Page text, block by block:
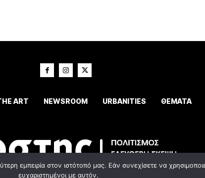
ART NEWSROOM URBANITIES ΘΕΜΑΤΑ
εμπειρία στον ιστότοπό μας. Εάν συνεχίσετε να
ευχαριστημένοι με αυτόν.